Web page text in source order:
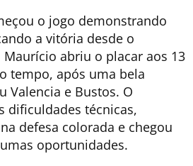
o jogo demonstrando
a vitória desde o
abriu o placar aos 13
tempo, após uma bela
Valencia e Bustos. O
dificuldades técnicas,
defesa colorada e chegou
oportunidades.